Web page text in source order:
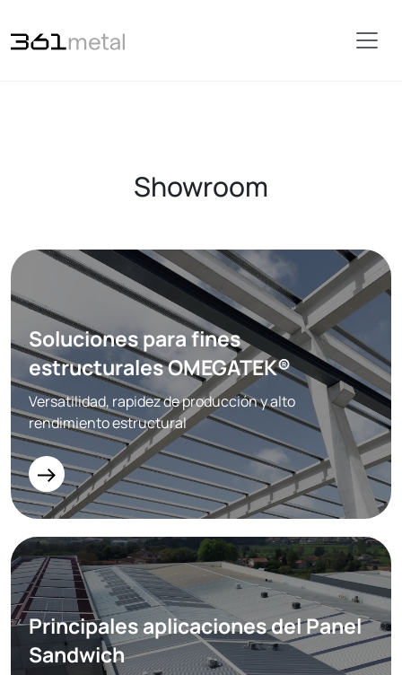
Showroom
Soluciones para fines
estructurales OMEGATEK®
Versatilidad, rapidez de producción y alto
rendimiento estructural
Principales aplicaciones del Panel
Sandwich